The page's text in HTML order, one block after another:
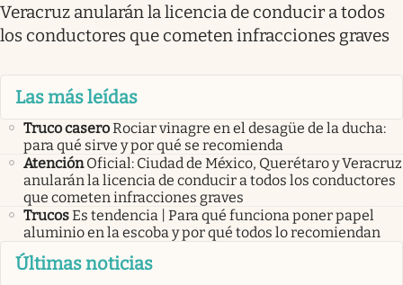
Veracruz anularán la licencia de conducir a todos
los conductores que cometen infracciones graves
Las más leídas
Truco caseroRociar vinagre en el desagüe de la ducha:
para qué sirve y por qué se recomienda
Atención Oficial: Ciudad de México, Querétaro y Veracruz
anularán la licencia de conducir a todos los conductores
que cometen infracciones graves
TrucosEs tendencia | Para qué funciona poner papel
aluminio en la escoba y por qué todos lo recomiendan
Últimas noticias